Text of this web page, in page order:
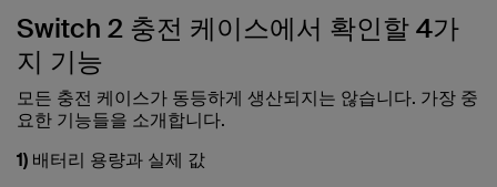
Switch 2 충전 케이스에서 확인할 4가
지 기능
모든 충전 케이스가 동등하게 생산되지는 않습니다. 가장 중
요한 기능들을 소개합니다.
1) 배터리 용량과 실제 값